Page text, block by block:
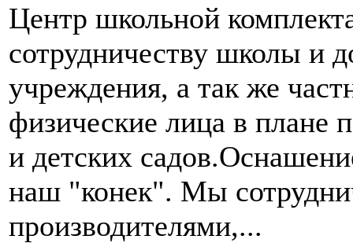
Центр школьной
сотрудничеству школы и
учреждения, а так же
физические лица в плане
и детских
наш "конек". Мы
производителями,...